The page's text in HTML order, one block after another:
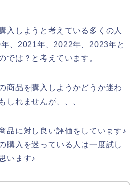
入しようと考えている多くの人
、2021年、2022年、2023年と
では？と考えています。
商品を購入しようかどうか迷わ
しれませんが、、、
品に対し良い評価をしています♪
購入を迷っている人は一度試し
います♪